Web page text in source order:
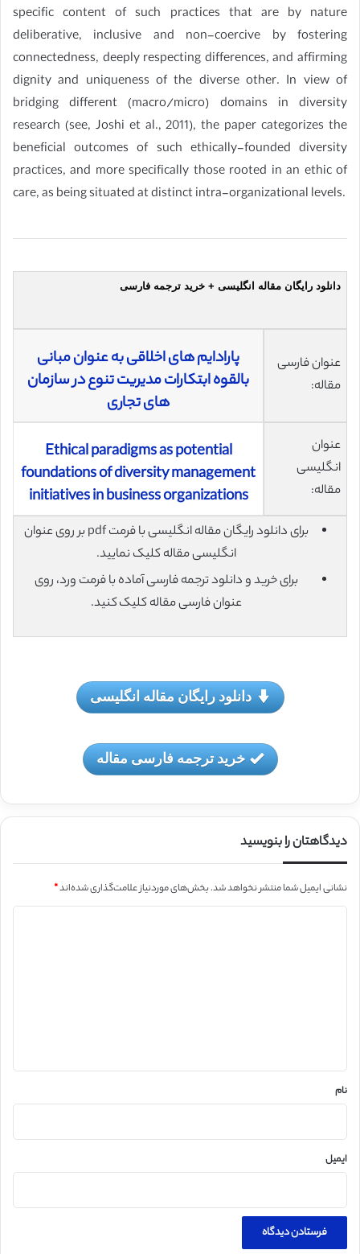
specific content of such practices that are by nature
deliberative, inclusive and non-coercive by fostering
connectedness, deeply respecting differences, and affirming
dignity and uniqueness of the diverse other. In view of
bridging different (macro/micro) domains in diversity
research (see, Joshi et al., 2011), the paper categorizes the
beneficial outcomes of such ethically-founded diversity
practices, and more specifically those rooted in an ethic of
care, as being situated at distinct intra-organizational levels.
دانلود رایگان مقاله انگلیسی + خرید ترجمه فارسی
عنوان فارسی
مقاله:
پارادایم های اخلاقی به عنوان مبانی
بالقوه ابتکارات مدیریت تنوع در سازمان
های تجاری
عنوان
انگلیسی
مقاله:
Ethical paradigms as potential
foundations of diversity management
initiatives in business organizations
برای دانلود رایگان مقاله انگلیسی با فرمت pdf بر روی عنوان
انگلیسی مقاله کلیک نمایید.
برای خرید و دانلود ترجمه فارسی آماده با فرمت ورد، روی
عنوان فارسی مقاله کلیک کنید.
دانلود رایگان مقاله انگلیسی
خرید ترجمه فارسی مقاله
دیدگاهتان را بنویسید
نشانی ایمیل شما منتشر نخواهد شد.بخش‌های موردنیاز علامت‌گذاری شده‌اند*
نام
ایمیل